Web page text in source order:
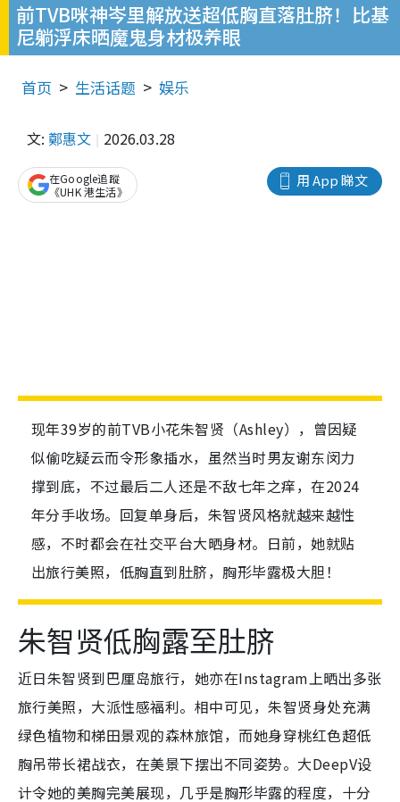
前TVB咪神岑里解放送超低胸直落肚脐！比基
尼躺浮床晒魔鬼身材极养眼
首页 生活话题 娱乐
文: 鄭惠文 2026.03.28
用 App 睇文
在Google追蹤
《UHK 港生活》
现年39岁的前TVB小花朱智贤（Ashley），曾因疑
似偷吃疑云而令形象插水，虽然当时男友谢东闵力
撑到底，不过最后二人还是不敌七年之痒，在2024
年分手收场。回复单身后，朱智贤风格就越来越性
感，不时都会在社交平台大晒身材。日前，她就贴
出旅行美照，低胸直到肚脐，胸形毕露极大胆！
朱智贤低胸露至肚脐
近日朱智贤到巴厘岛旅行，她亦在Instagram上晒出多张
旅行美照，大派性感福利。相中可见，朱智贤身处充满
绿色植物和梯田景观的森林旅馆，而她身穿桃红色超低
胸吊带长裙战衣，在美景下摆出不同姿势。大DeepV设
计令她的美胸完美展现，几乎是胸形毕露的程度，十分